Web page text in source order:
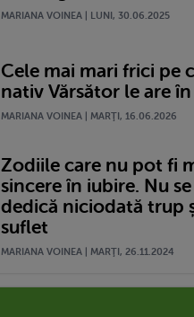
MARIANA VOINEA | LUNI, 30.06.2025
Cele mai mari frici pe
nativ Vărsător le are
MARIANA VOINEA | MARŢI, 16.06.2026
Zodiile care nu pot fi
sincere în iubire. Nu se
dedică niciodată trup
suflet
MARIANA VOINEA | MARŢI, 26.11.2024